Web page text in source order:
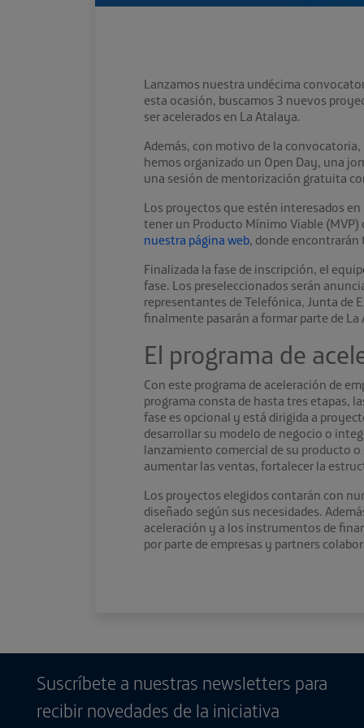
Lanzamos nuestra undécima
esta ocasión, buscamos 3 nuevos
ser acelerados en La Atalaya.
Además, con motivo de la
hemos organizado un Open Day, una
una sesión de mentorización gratuita
Los proyectos que estén interesados
tener un Producto Mínimo Viable (MVP)
nuestra página web, donde
Finalizada la fase de inscripción, el
fase. Los preseleccionados serán
representantes de Telefónica, Junta de
finalmente pasarán a formar parte de
El programa de
Con este programa de aceleración de
programa consta de hasta tres etapas,
fase es opcional y está dirigida a
desarrollar su modelo de negocio o
lanzamiento comercial de su producto
aumentar las ventas, fortalecer la
Los proyectos elegidos contarán con
diseñado según sus necesidades.
aceleración y a los instrumentos de
por parte de empresas y partners
Suscríbete a nuestras newsletters para
recibir novedades de la iniciativa